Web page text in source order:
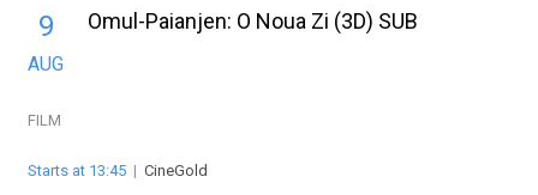
9
AUG
Omul-Paianjen: O Noua Zi (3D) SUB
FILM
Starts at 13:45 | CineGold